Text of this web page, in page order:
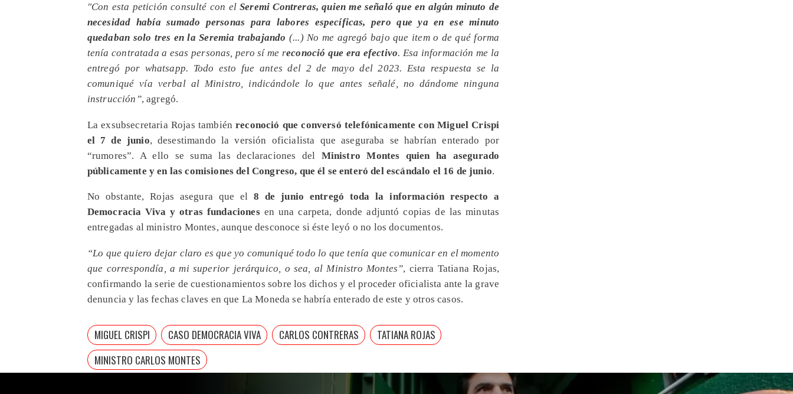
"Con esta petición consulté con elSeremi Contreras, quien me señaló que en algún minuto de
necesidad había sumado personas para labores específicas, pero que ya en ese minuto
quedaban solo tres en la Seremia trabajando (...) No me agregó bajo que item o de qué forma
tenía contratada a esas personas, pero sí me reconoció que era efectivo. Esa información me la
entregó por whatsapp. Todo esto fue antes del 2 de mayo del 2023. Esta respuesta se la
comuniqué vía verbal al Ministro, indicándole lo que antes señalé, no dándome ninguna
instrucción”, agregó.
La exsubsecretaria Rojas tambiénreconoció que conversó telefónicamente con Miguel Crispi
el 7 de junio, desestimando la versión oficialista que aseguraba se habrían enterado por
“rumores”. A ello se suma las declaraciones del Ministro Montes quien ha asegurado
públicamente y en las comisiones del Congreso, que él se enteró del escándalo el 16 de junio.
No obstante, Rojas asegura que el8 de junio entregó toda la información respecto a
Democracia Viva y otras fundacionesen una carpeta, donde adjuntó copias de las minutas
entregadas al ministro Montes, aunque desconoce si éste leyó o no los documentos.
“Lo que quiero dejar claro es que yo comuniqué todo lo que tenía que comunicar en el momento
que correspondía, a mi superior jerárquico, o sea, al Ministro Montes”, cierra Tatiana Rojas,
confirmando la serie de cuestionamientos sobre los dichos y el proceder oficialista ante la grave
denuncia y las fechas claves en que La Moneda se habría enterado de este y otros casos.
MIGUEL CRISPI CASO DEMOCRACIA VIVA CARLOS CONTRERAS
TATIANA ROJAS
MINISTRO CARLOS MONTES